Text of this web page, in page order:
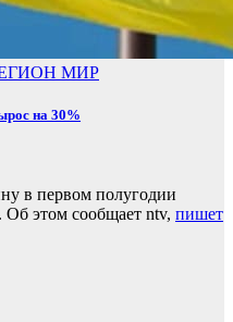
МИР
на 30%
в первом полугодии
Об этом сообщает ntv, пишет